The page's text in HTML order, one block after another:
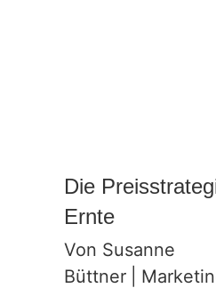
Die
Ernte
Von Susanne
Büttner